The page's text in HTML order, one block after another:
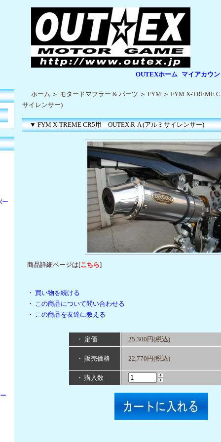
OUTEXホーム マイアカウ
ー
ホーム ＞ モタードマフラー & パーツ ＞ FYM ＞ FYM X-TREME
サイレンサー)
▼ FYM X-TREME CR5用 OUTEX.R-A (アルミサイレンサー)
商品詳細ページは[こちら]
・ 買い物を続ける
・ この商品について問い合わせる
・ この商品を友達に教える
・ 定価 25,300円(税込)
・ 販売価格 22,770円(税込)
・ 購入数